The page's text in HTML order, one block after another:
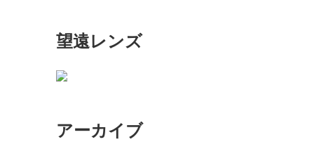
望遠レンズ
アーカイブ